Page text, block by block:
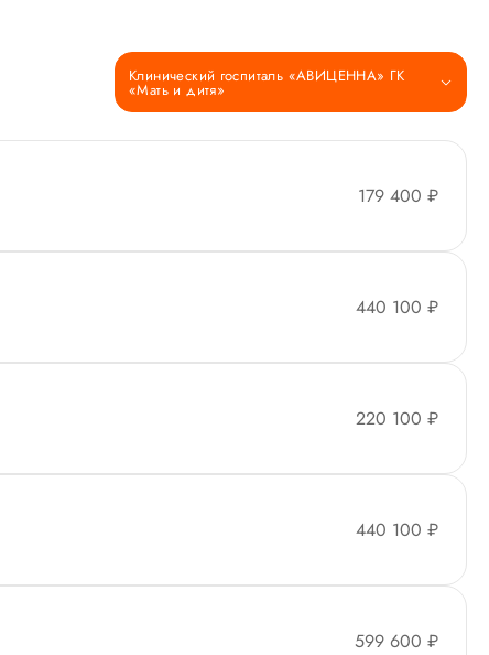
Клинический госпиталь «АВИЦЕННА» ГК
«Мать и дитя»
179 400 ₽
440 100 ₽
220 100 ₽
440 100 ₽
599 600 ₽